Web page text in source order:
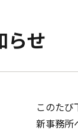
らせ
このたび
新事務所